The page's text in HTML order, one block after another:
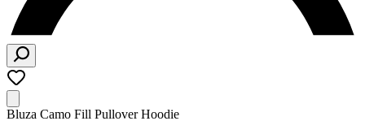
Bluza Camo Fill Pullover Hoodie